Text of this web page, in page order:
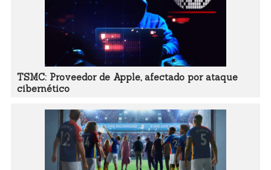
TSMC: Proveedor de Apple, afectado por ataque
cibernético